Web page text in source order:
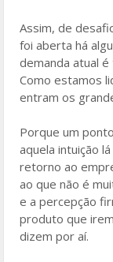
Assim, de
foi aberta há
demanda atual
Como estamos
entram os
Porque um
aquela intuição
retorno ao
ao que não é
e a percepção
produto que
dizem por aí.